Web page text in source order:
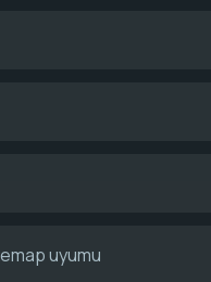
uyumu